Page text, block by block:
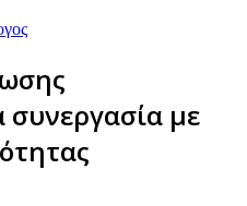
συνεργασία με